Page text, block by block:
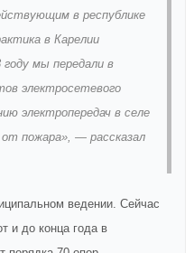
в республике
в Карелии
мы передали в
электросетевого
электропередач в селе
пожара», — рассказал
ведении. Сейчас
и до конца года в